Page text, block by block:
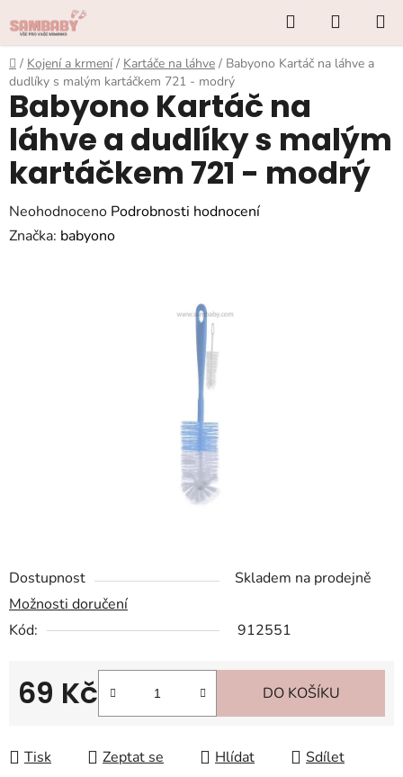
na
obsah
Hledat
KOŠÍK
Domů
/ Kojení a krmení / Kartáče na láhve / Babyono Kartáč na láhve a
dudlíky s malým kartáčkem 721 - modrý
Dostupnost
Skladem na prodejně
Možnosti doručení
Kód:
912551
69 Kč DO KOŠÍKU
Tisk Zeptat se Hlídat Sdílet
Babyono Kartáč na
láhve a dudlíky s malým
kartáčkem 721 - modrý
Průměrné
hodnocení
Neohodnoceno Podrobnosti hodnocení
Značka: babyono